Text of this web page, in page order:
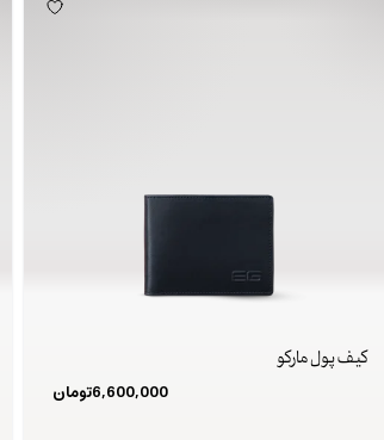
کیف پول مارکو
6,600,000تومان